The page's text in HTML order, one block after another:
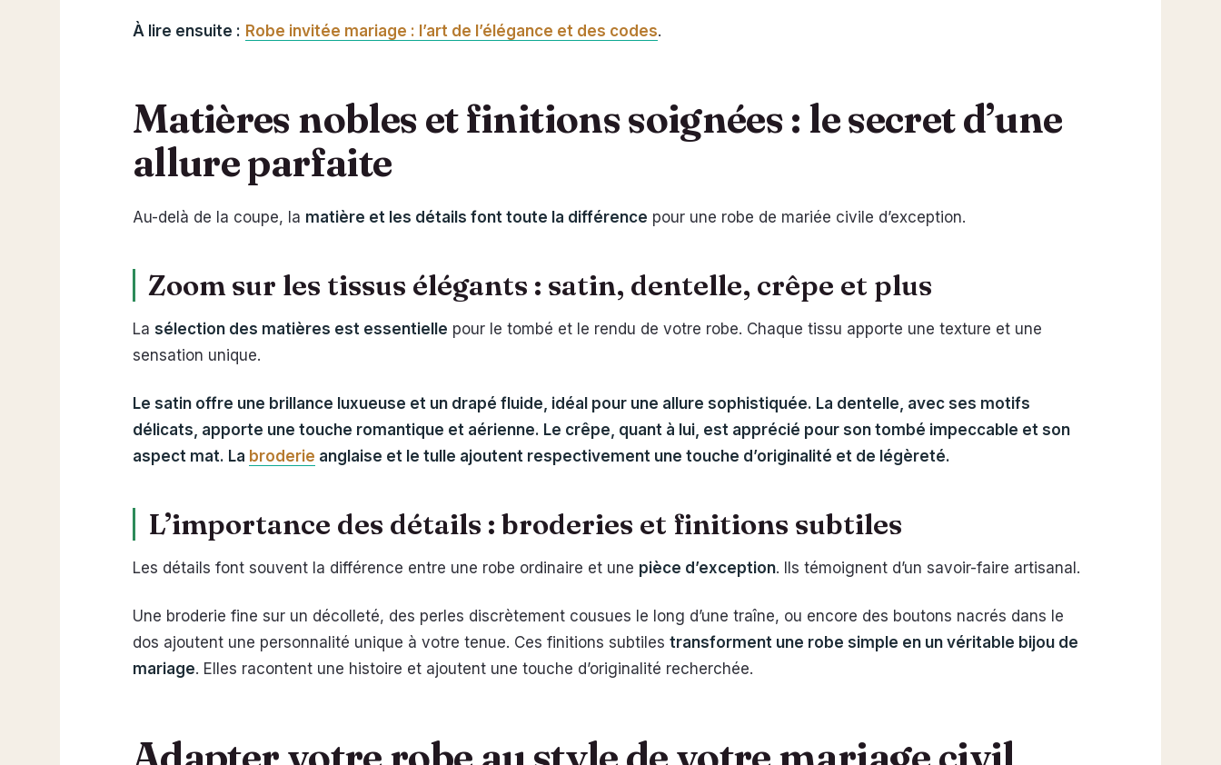
À lire ensuite : Robe invitée mariage : l’art de l’élégance et des codes.
Matières nobles et finitions soignées : le secret d’une
allure parfaite
Au-delà de la coupe, la matière et les détails font toute la différence pour une robe de mariée civile d’exception.
Zoom sur les tissus élégants : satin, dentelle, crêpe et plus
La sélection des matières est essentielle pour le tombé et le rendu de votre robe. Chaque tissu apporte une texture et une
sensation unique.
Le satin offre une brillance luxueuse et un drapé fluide, idéal pour une allure sophistiquée. La dentelle, avec ses motifs
délicats, apporte une touche romantique et aérienne. Le crêpe, quant à lui, est apprécié pour son tombé impeccable et son
aspect mat. La broderie anglaise et le tulle ajoutent respectivement une touche d’originalité et de légèreté.
L’importance des détails : broderies et finitions subtiles
Les détails font souvent la différence entre une robe ordinaire et une pièce d’exception. Ils témoignent d’un savoir-faire artisanal.
Une broderie fine sur un décolleté, des perles discrètement cousues le long d’une traîne, ou encore des boutons nacrés dans le
dos ajoutent une personnalité unique à votre tenue. Ces finitions subtiles transforment une robe simple en un véritable bijou de
mariage. Elles racontent une histoire et ajoutent une touche d’originalité recherchée.